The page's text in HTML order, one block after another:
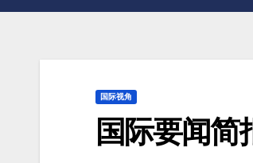
国际视角
国际要闻简